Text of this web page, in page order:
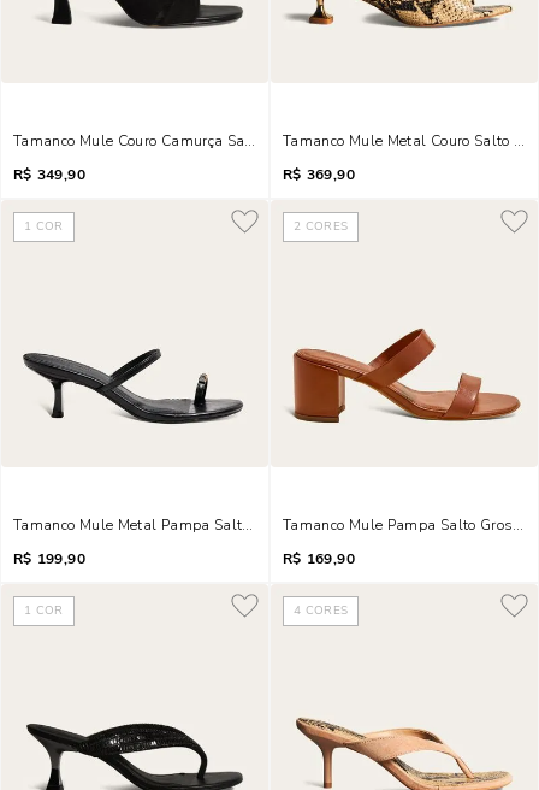
Tamanco Mule Couro Camurça Salto Fino Preto
R$ 349,90
Tamanco Mule Metal Couro Salto
R$ 369,90
1 COR
Tamanco Mule Metal Pampa Salto Fino Preto
R$ 199,90
2 CORES
Tamanco Mule Pampa Salto Grosso
R$ 169,90
1 COR 4 CORES